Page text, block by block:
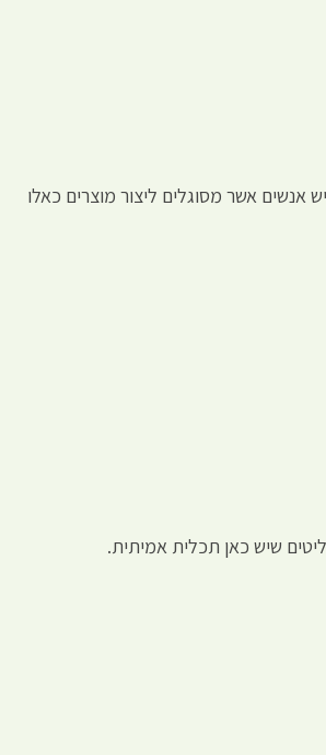
אנשים אשר מסוגלים ליצור מוצרים כאלו
שיש כאן תכלית אמיתית.